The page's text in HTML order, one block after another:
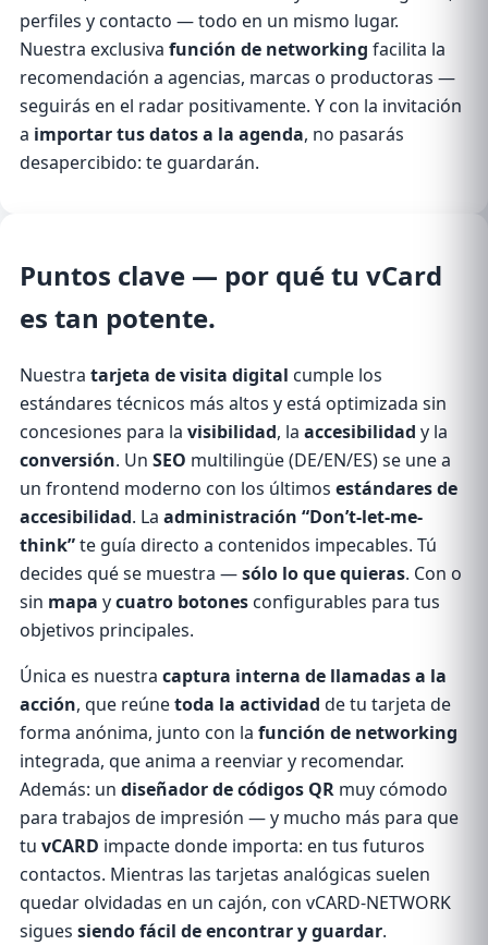
perfiles y contacto — todo en un mismo lugar.
Nuestra exclusiva función de networking facilita la
recomendación a agencias, marcas o productoras —
seguirás en el radar positivamente. Y con la invitación
a importar tus datos a la agenda, no pasarás
desapercibido: te guardarán.
Puntos clave — por qué tu vCard
es tan potente.
Nuestra tarjeta de visita digital cumple los
estándares técnicos más altos y está optimizada sin
concesiones para la visibilidad, la accesibilidad y la
conversión. Un SEO multilingüe (DE/EN/ES) se une a
un frontend moderno con los últimos estándares de
accesibilidad. La administración “Don’t-let-me-
think”te guía directo a contenidos impecables. Tú
decides qué se muestra —sólo lo que quieras. Con o
sin mapa ycuatro botones configurables para tus
objetivos principales.
Única es nuestra captura interna de llamadas a la
acción, que reúnetoda la actividad de tu tarjeta de
forma anónima, junto con la función de networking
integrada, que anima a reenviar y recomendar.
Además: un diseñador de códigos QR muy cómodo
para trabajos de impresión — y mucho más para que
tu vCARD impacte donde importa: en tus futuros
contactos. Mientras las tarjetas analógicas suelen
quedar olvidadas en un cajón, con vCARD-NETWORK
sigues siendo fácil de encontrar y guardar.